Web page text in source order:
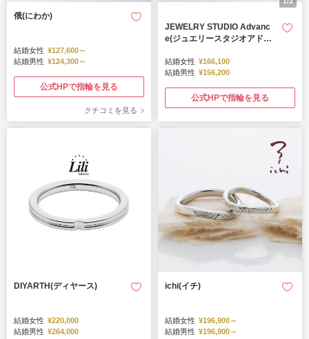
俄(にわか)
結婚女性 ¥127,600～
結婚男性 ¥124,300～
公式HPで指輪を見る
クチコミを見る
JEWELRY STUDIO Advanc
e(ジュエリースタジオアドバ
結婚女性 ¥166,100
結婚男性 ¥156,200
公式HPで指輪を見る
DIYARTH(ディヤース)
結婚女性 ¥220,000
結婚男性 ¥264,000
ichi(イチ)
結婚女性 ¥196,900～
結婚男性 ¥196,900～